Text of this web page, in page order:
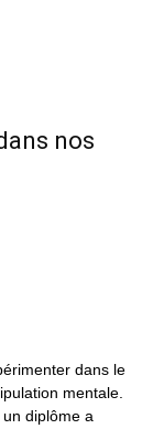
nos
dans le
mentale.
diplôme a